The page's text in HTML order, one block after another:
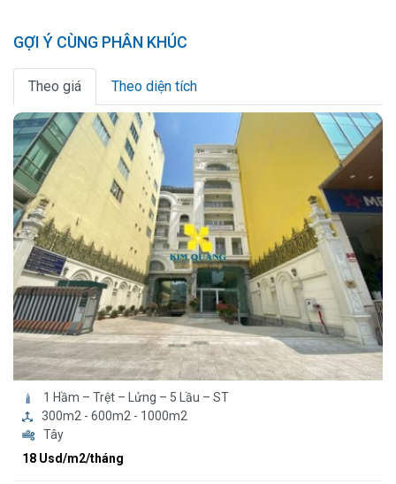
GỢI Ý CÙNG PHÂN KHÚC
Theo giá Theo diện tích
1 Hầm – Trệt – Lửng – 5 Lầu – ST
300m2 - 600m2 - 1000m2
Tây
18 Usd/m2/tháng